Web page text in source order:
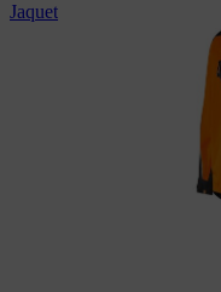
Jaqueta impermeável STIHL